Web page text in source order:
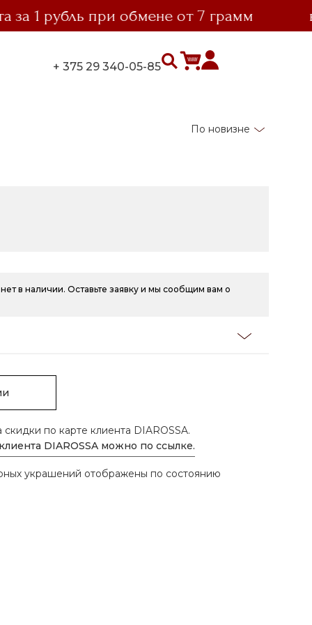
рубль при обмене от 7 грамм
+ 375 29 340-05-85
По новизне
в наличии. Оставьте заявку и мы сообщим вам о
скидки по карте клиента DIAROSSA.
DIAROSSA можно по ссылке.
украшений отображены по состоянию